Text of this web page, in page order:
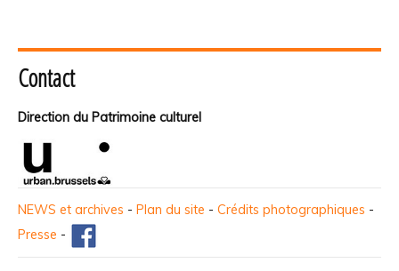
Contact
Direction du Patrimoine culturel
NEWS et archives - Plan du site - Crédits photographiques -
Presse -